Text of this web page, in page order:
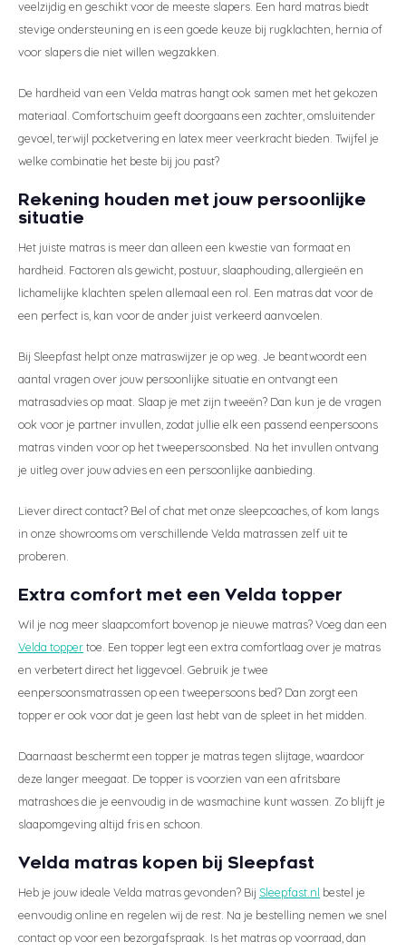
veelzijdig en geschikt voor de meeste slapers. Een hard matras biedt
stevige ondersteuning en is een goede keuze bij rugklachten, hernia of
voor slapers die niet willen wegzakken.
De hardheid van een Velda matras hangt ook samen met het gekozen
materiaal. Comfortschuim geeft doorgaans een zachter, omsluitender
gevoel, terwijl pocketvering en latex meer veerkracht bieden. Twijfel je
welke combinatie het beste bij jou past?
Rekening houden met jouw persoonlijke
situatie
Het juiste matras is meer dan alleen een kwestie van formaat en
hardheid. Factoren als gewicht, postuur, slaaphouding, allergieën en
lichamelijke klachten spelen allemaal een rol. Een matras dat voor de
een perfect is, kan voor de ander juist verkeerd aanvoelen.
Bij Sleepfast helpt onze matraswijzer je op weg. Je beantwoordt een
aantal vragen over jouw persoonlijke situatie en ontvangt een
matrasadvies op maat. Slaap je met zijn tweeën? Dan kun je de vragen
ook voor je partner invullen, zodat jullie elk een passend eenpersoons
matras vinden voor op het tweepersoonsbed. Na het invullen ontvang
je uitleg over jouw advies en een persoonlijke aanbieding.
Liever direct contact? Bel of chat met onze sleepcoaches, of kom langs
in onze showrooms om verschillende Velda matrassen zelf uit te
proberen.
Extra comfort met een Velda topper
Wil je nog meer slaapcomfort bovenop je nieuwe matras? Voeg dan een
Velda toppertoe. Een topper legt een extra comfortlaag over je matras
en verbetert direct het liggevoel. Gebruik je twee
eenpersoonsmatrassen op een tweepersoons bed? Dan zorgt een
topper er ook voor dat je geen last hebt van de spleet in het midden.
Daarnaast beschermt een topper je matras tegen slijtage, waardoor
deze langer meegaat. De topper is voorzien van een afritsbare
matrashoes die je eenvoudig in de wasmachine kunt wassen. Zo blijft je
slaapomgeving altijd fris en schoon.
Velda matras kopen bij Sleepfast
Heb je jouw ideale Velda matras gevonden? Bij Sleepfast.nl bestel je
eenvoudig online en regelen wij de rest. Na je bestelling nemen we snel
contact op voor een bezorgafspraak. Is het matras op voorraad, dan